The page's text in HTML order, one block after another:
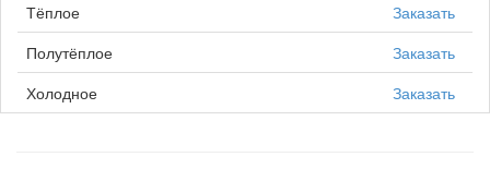
Тёплое
Заказать
Полутёплое
Заказать
Холодное
Заказать